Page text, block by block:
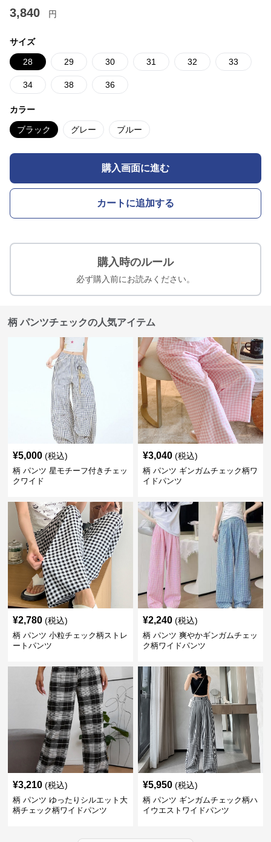
3,840 円
サイズ
28 29 30 31 32 33
34 38 36
カラー
ブラック グレー ブルー
購入画面に進む
カートに追加する
購入時のルール
必ず購入前にお読みください。
柄 パンツチェックの人気アイテム
¥5,000 (税込)
柄 パンツ 星モチーフ付きチェッ
クワイド
¥3,040 (税込)
柄 パンツ ギンガムチェック柄ワ
イドパンツ
¥2,780 (税込)
柄 パンツ 小粒チェック柄ストレ
ートパンツ
¥2,240 (税込)
柄 パンツ 爽やかギンガムチェッ
ク柄ワイドパンツ
¥3,210 (税込)
柄 パンツ ゆったりシルエット大
柄チェック柄ワイドパンツ
¥5,950 (税込)
柄 パンツ ギンガムチェック柄ハ
イウエストワイドパンツ